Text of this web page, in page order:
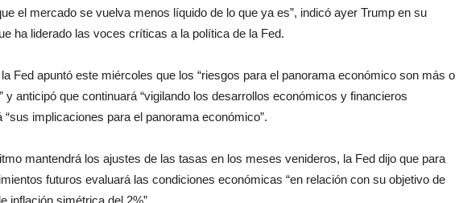
el mercado se vuelva menos líquido de lo que ya es”, indicó ayer Trump en su
ha liderado las voces críticas a la política de la Fed.
Fed apuntó este miércoles que los “riesgos para el panorama económico son más o
y anticipó que continuará “vigilando los desarrollos económicos y financieros
“sus implicaciones para el panorama económico”.
mantendrá los ajustes de las tasas en los meses venideros, la Fed dijo que para
futuros evaluará las condiciones económicas “en relación con su objetivo de